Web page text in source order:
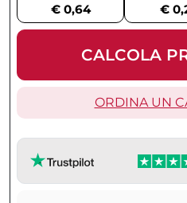
€ 0,64
€
CALCOLA
ORDINA UN